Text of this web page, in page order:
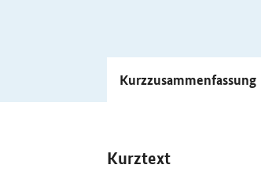
Kurzzusammenfassung
Kurztext